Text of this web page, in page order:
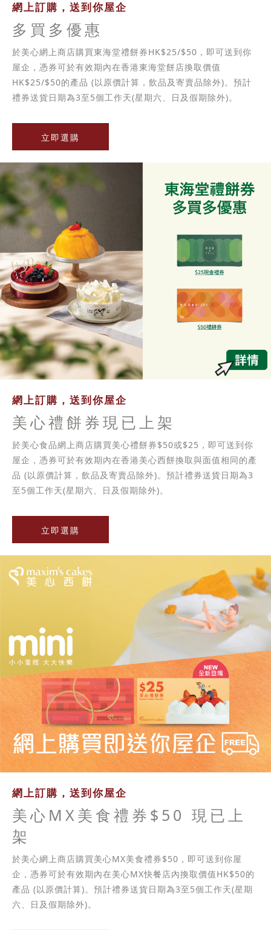
網上訂購，送到你屋企
多買多優惠
於美心網上商店購買東海堂禮餅券HK$25/$50，即可送到你
屋企，憑券可於有效期內在香港東海堂餅店換取價值
HK$25/$50的產品 (以原價計算，飲品及寄賣品除外)。預計
禮券送貨日期為3至5個工作天(星期六、日及假期除外)。
立即選購
網上訂購，送到你屋企
美心禮餅券現已上架
於美心食品網上商店購買美心禮餅券$50或$25，即可送到你
屋企，憑券可於有效期內在香港美心西餅換取與面值相同的產
品 (以原價計算，飲品及寄賣品除外)。預計禮券送貨日期為3
至5個工作天(星期六、日及假期除外)。
立即選購
網上訂購，送到你屋企
美心MX美食禮券$50 現已上
架
於美心網上商店購買美心MX美食禮券$50，即可送到你屋
企，憑券可於有效期內在美心MX快餐店內換取價值HK$50的
產品 (以原價計算)。預計禮券送貨日期為3至5個工作天(星期
六、日及假期除外)。